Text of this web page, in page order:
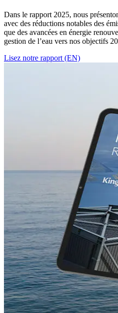
Dans le rapport 2025, nous
avec des réductions notables des
que des avancées en énergie
gestion de l’eau vers nos objectifs
Lisez notre rapport (EN)